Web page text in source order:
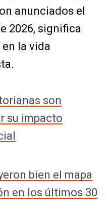
anunciados el
2026, significa
la vida
son
su impacto
bien el mapa
en los últimos 30